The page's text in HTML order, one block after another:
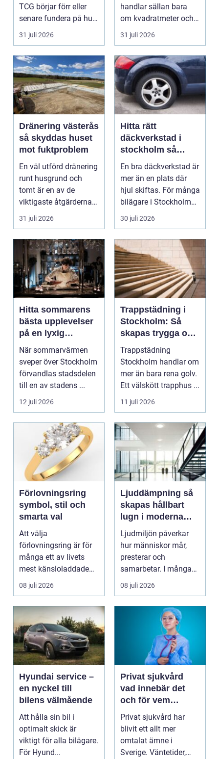
TCG börjar förr eller
senare fundera på hur
de kan köpa kort p...
31 juli 2026
handlar sällan bara
om kvadratmeter och
hyra. För många före...
31 juli 2026
Dränering västerås
så skyddas huset
mot fuktproblem
En väl utförd dränering
runt husgrund och
tomt är en av de
viktigaste åtgärderna
för att undvika fuk...
31 juli 2026
Hitta rätt
däckverkstad i
stockholm så
väljer du tryggt
och smart
En bra däckverkstad är
mer än en plats där
hjul skiftas. För många
bilägare i Stockholm
handlar vale...
30 juli 2026
Hitta sommarens
bästa upplevelser
på en lyxig
uteservering på
Östermalm
När sommarvärmen
sveper över Stockholm
förvandlas stadsdelen
till en av stadens ...
12 juli 2026
Trappstädning i
Stockholm: Så
skapas trygga och
trivsamma
trapphus
Trappstädning
Stockholm handlar om
mer än bara rena golv.
Ett välskött trapphus ...
11 juli 2026
Förlovningsring
symbol, stil och
smarta val
Att välja
förlovningsring är för
många ett av livets
mest känsloladdade
beslut. Ringen ska
spegla kä...
08 juli 2026
Ljuddämpning så
skapas hållbart
lugn i moderna
lokaler
Ljudmiljön påverkar
hur människor mår,
presterar och
samarbetar. I många
kontor, skolor och
offentli...
08 juli 2026
Hyundai service –
en nyckel till
bilens välmående
Att hålla sin bil i
optimalt skick är
viktigt för alla bilägare.
För Hyund...
Privat sjukvård
vad innebär det
och för vem
passar det?
Privat sjukvård har
blivit ett allt mer
omtalat ämne i
Sverige. Väntetider,